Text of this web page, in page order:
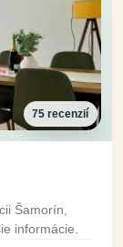
75 recenzií
Šamorín,
informácie.